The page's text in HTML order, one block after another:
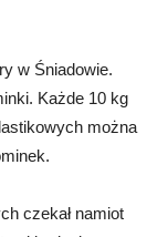
w Śniadowie.
Każde 10 kg
można
czekał namiot